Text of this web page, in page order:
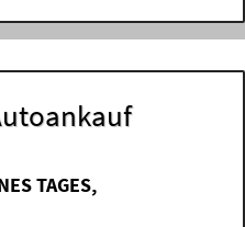
TAGES,